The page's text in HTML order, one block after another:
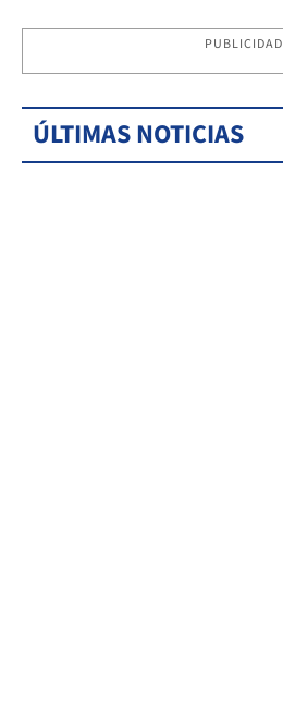
PUBLICIDAD
ÚLTIMAS NOTICIAS